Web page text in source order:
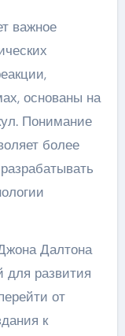
важное
основаны на
Понимание
более
Далтона
для развития
от
к